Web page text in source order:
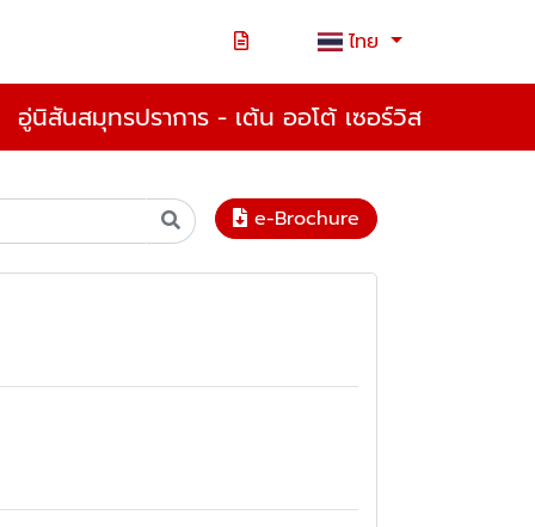
ไทย
อู่นิสันสมุทรปราการ - เต้น ออโต้ เซอร์วิส
e-Brochure